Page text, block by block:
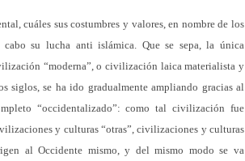
cuáles sus costumbres y valores, en nombre de los
su lucha anti islámica. Que se sepa, la única
“moderna”, o civilización laica materialista y
siglos, se ha ido gradualmente ampliando gracias al
“occidentalizado”: como tal civilización fue
y culturas “otras”, civilizaciones y culturas
al Occidente mismo, y del mismo modo se va